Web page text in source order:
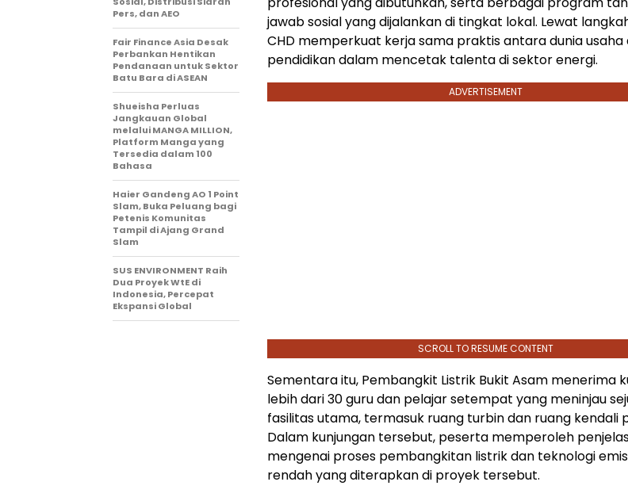
jawab sosial yang dijalankan di tingkat lokal. Lewat
CHD memperkuat kerja sama praktis antara dunia usaha
pendidikan dalam mencetak talenta di sektor energi.
ADVERTISEMENT
SCROLL TO RESUME CONTENT
Sementara itu, Pembangkit Listrik Bukit Asam menerima
lebih dari 30 guru dan pelajar setempat yang meninjau
fasilitas utama, termasuk ruang turbin dan ruang kendali
Dalam kunjungan tersebut, peserta memperoleh
mengenai proses pembangkitan listrik dan teknologi
rendah yang diterapkan di proyek tersebut.
Pers, dan AEO
Fair Finance Asia Desak
Perbankan Hentikan
Pendanaan untuk Sektor
Batu Bara di ASEAN
Shueisha Perluas
Jangkauan Global
melalui MANGA MILLION,
Platform Manga yang
Tersedia dalam 100
Bahasa
Haier Gandeng AO 1 Point
Slam, Buka Peluang bagi
Petenis Komunitas
Tampil di Ajang Grand
Slam
SUS ENVIRONMENT Raih
Dua Proyek WtE di
Indonesia, Percepat
Ekspansi Global